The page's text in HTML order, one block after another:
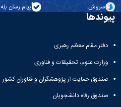
سروش پیام رسان بله
پیوندها
دفتر مقام معظم رهبری
وزارت علوم، تحقیقات و فناوری
صندوق حمایت از پژوهشگران و فناوران کشور
صندوق رفاه دانشجویان